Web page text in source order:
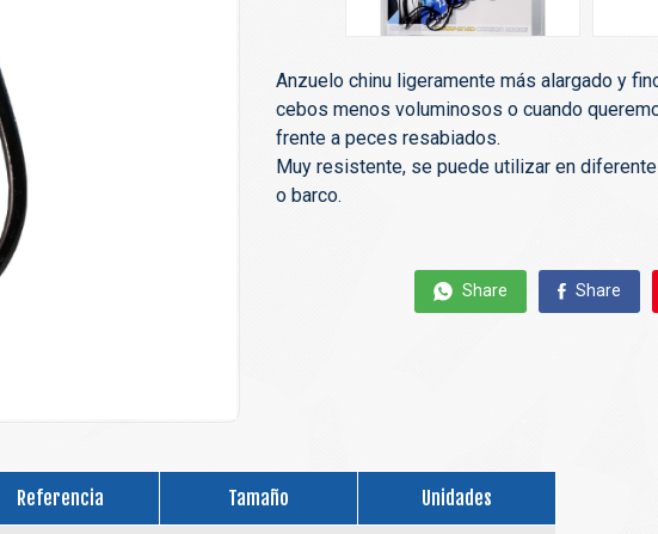
Anzuelo chinu ligeramente más alargado y
cebos menos voluminosos o cuando
frente a peces resabiados.
Muy resistente, se puede utilizar en
o barco.
Share Share
Referencia Tamaño
Unidades